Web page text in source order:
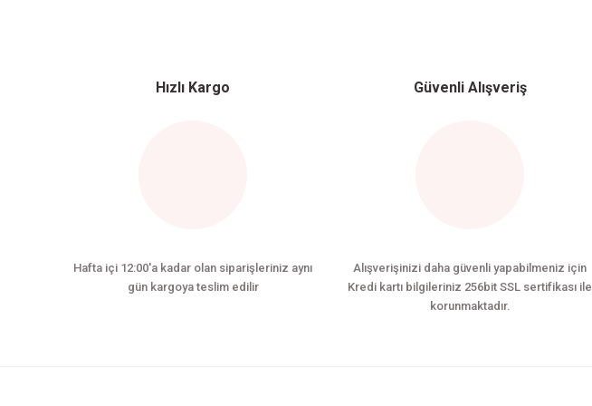
Hızlı Kargo
Hafta içi 12:00'a kadar olan siparişleriniz aynı
gün kargoya teslim edilir
Güvenli Alışveriş
Alışverişinizi daha güvenli yapabilmeniz için
Kredi kartı bilgileriniz 256bit SSL sertifikası ile
korunmaktadır.